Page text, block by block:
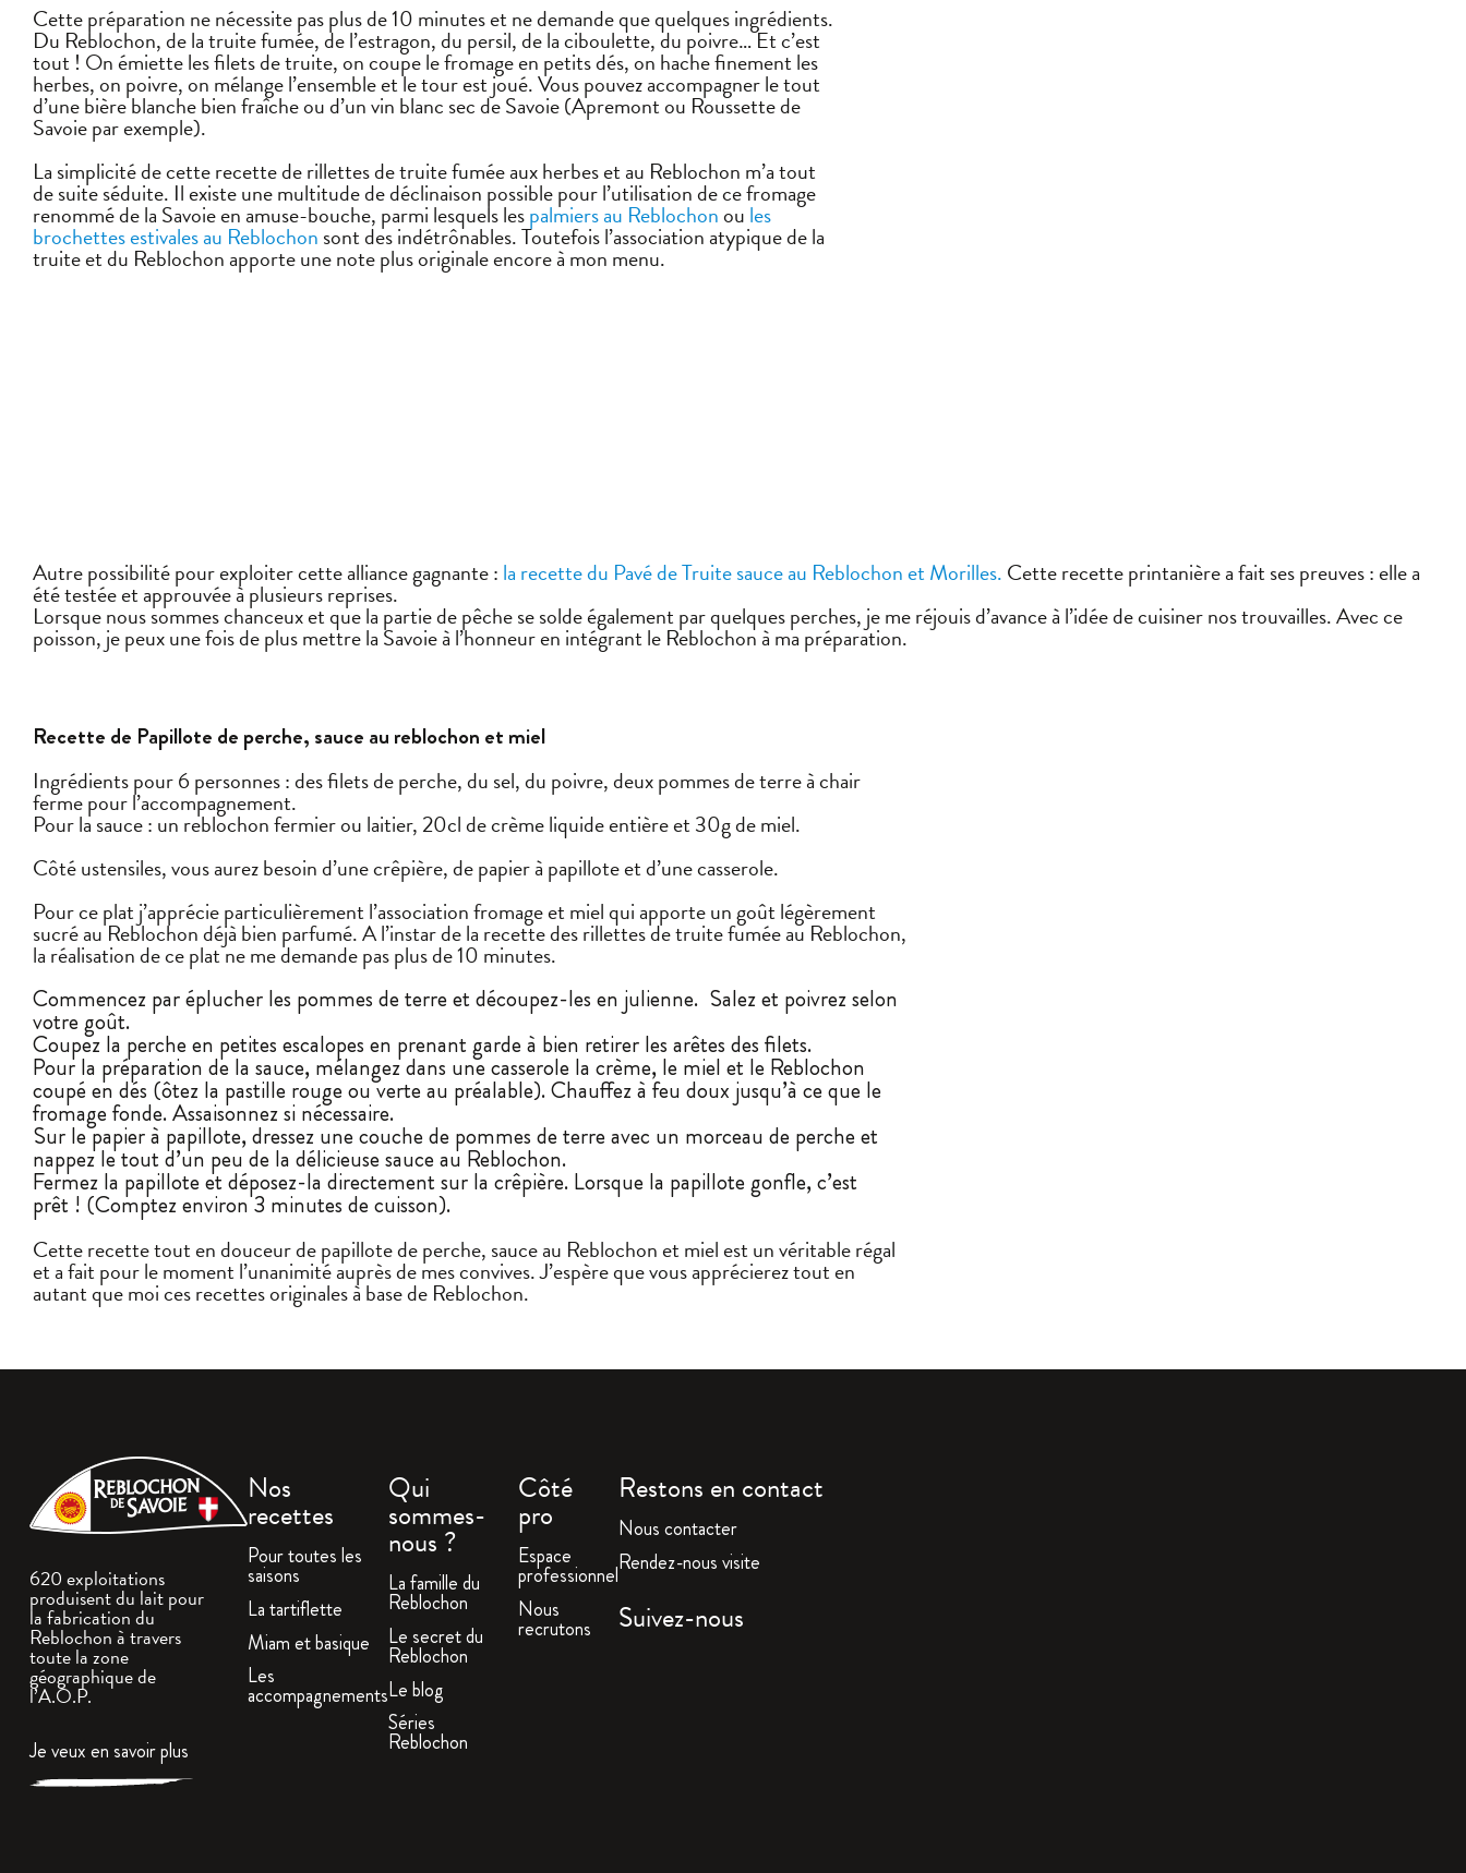
Cette préparation ne nécessite pas plus de 10 minutes et ne demande que quelques ingrédients.
Du Reblochon, de la truite fumée, de l’estragon, du persil, de la ciboulette, du poivre… Et c’est
tout ! On émiette les filets de truite, on coupe le fromage en petits dés, on hache finement les
herbes, on poivre, on mélange l’ensemble et le tour est joué. Vous pouvez accompagner le tout
d’une bière blanche bien fraîche ou d’un vin blanc sec de Savoie (Apremont ou Roussette de
Savoie par exemple).
La simplicité de cette recette de rillettes de truite fumée aux herbes et au Reblochon m’a tout
de suite séduite. Il existe une multitude de déclinaison possible pour l’utilisation de ce fromage
renommé de la Savoie en amuse-bouche, parmi lesquels lespalmiers au Reblochonou les
brochettes estivales au Reblochon sont des indétrônables. Toutefois l’association atypique de la
truite et du Reblochon apporte une note plus originale encore à mon menu.
Autre possibilité pour exploiter cette alliance gagnante : la recette du Pavé de Truite sauce au Reblochon et Morilles. Cette recette printanière a fait ses preuves : elle a
été testée et approuvée à plusieurs reprises.
Lorsque nous sommes chanceux et que la partie de pêche se solde également par quelques perches, je me réjouis d’avance à l’idée de cuisiner nos trouvailles.Avec ce
poisson, je peux une fois de plus mettre la Savoie à l’honneur en intégrant le Reblochon à ma préparation.
Recette de Papillote de perche, sauce au reblochon et miel
Ingrédients pour 6 personnes : des filets de perche, du sel, du poivre, deux pommes de terre à chair
ferme pour l’accompagnement.
Pour la sauce : un reblochon fermier ou laitier, 20cl de crème liquide entière et 30g de miel.
Côté ustensiles, vous aurez besoin d’une crêpière, de papier à papillote et d’une casserole.
Pour ce plat j’apprécie particulièrement l’association fromage et miel qui apporte un goût légèrement
sucré au Reblochon déjà bien parfumé. A l’instar de la recette des rillettes de truite fumée au Reblochon,
la réalisation de ce plat ne me demande pas plus de 10 minutes.
Commencez par éplucher les pommes de terre et découpez-les en julienne. Salez et poivrez selon
votre goût.
Coupez la perche en petites escalopes en prenant garde à bien retirer les arêtes des filets.
Pour la préparation de la sauce, mélangez dans une casserole la crème, le miel et le Reblochon
coupé en dés (ôtez la pastille rouge ou verte au préalable). Chauffez à feu doux jusqu’à ce que le
fromage fonde. Assaisonnez si nécessaire.
Sur le papier à papillote, dressez une couche de pommes de terre avec un morceau de perche et
nappez le tout d’un peu de la délicieuse sauce au Reblochon.
Fermez la papillote et déposez-la directement sur la crêpière. Lorsque la papillote gonfle, c’est
prêt ! (Comptez environ 3 minutes de cuisson).
Cette recette tout en douceur de papillote de perche, sauce au Reblochon et miel est un véritable régal
et a fait pour le moment l’unanimité auprès de mes convives. J’espère que vous apprécierez tout en
autant que moi ces recettes originales à base de Reblochon.
620 exploitations
produisent du lait pour
la fabrication du
Reblochon à travers
toute la zone
géographique de
l’A.O.P.
Je veux en savoir plus
Nos
recettes
Pour toutes les
saisons
La tartiflette
Miam et basique
Les
accompagnements
Qui
sommes-
nous ?
La famille du
Reblochon
Le secret du
Reblochon
Le blog
Séries
Reblochon
Côté
pro
Espace
professionnel
Nous
recrutons
Restons en contact
Nous contacter
Rendez-nous visite
Suivez-nous